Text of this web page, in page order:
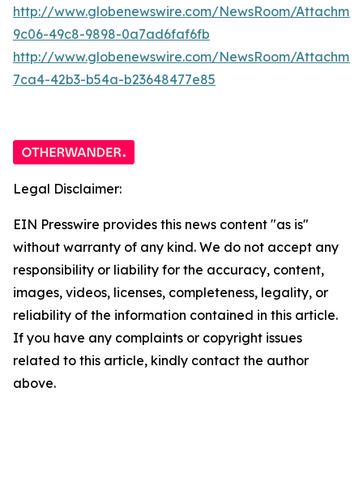
http://www.globenewswire.com/NewsRoom/
9c06-49c8-9898-0a7ad6faf6fb
http://www.globenewswire.com/NewsRoom/
7ca4-42b3-b54a-b23648477e85
Legal Disclaimer:
EIN Presswire provides this news content "as is"
without warranty of any kind. We do not accept any
responsibility or liability for the accuracy, content,
images, videos, licenses, completeness, legality, or
reliability of the information contained in this article.
If you have any complaints or copyright issues
related to this article, kindly contact the author
above.